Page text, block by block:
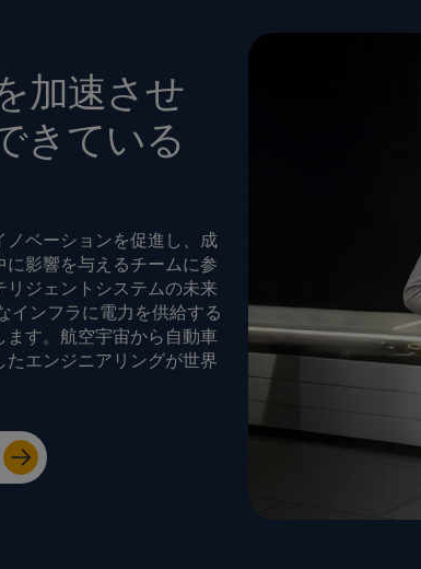
加速させ
きている
ノベーションを促進し、成
影響を与えるチームに参
リジェントシステムの未来
インフラに電力を供給する
ます。航空宇宙から自動車
たエンジニアリングが世界